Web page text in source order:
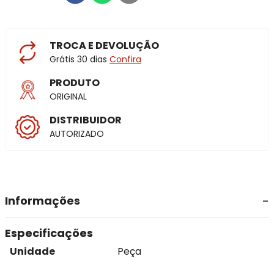
TROCA E DEVOLUÇÃO
Grátis 30 dias Confira
PRODUTO
ORIGINAL
DISTRIBUIDOR
AUTORIZADO
Informações
Especificações
Unidade
Peça